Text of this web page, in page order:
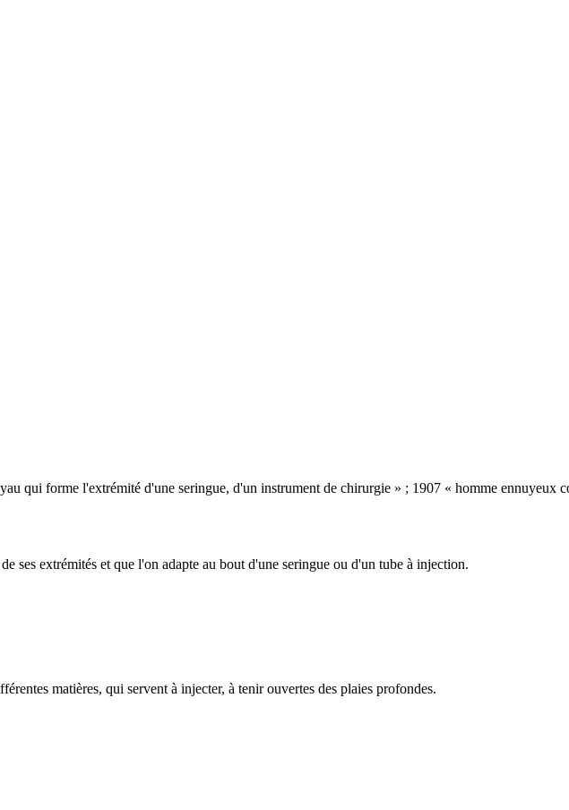
qui forme l'extrémité d'une seringue, d'un instrument de chirurgie » ; 1907 « homme ennuyeux
ses extrémités et que l'on adapte au bout d'une seringue ou d'un tube à injection.
matières, qui servent à injecter, à tenir ouvertes des plaies profondes.